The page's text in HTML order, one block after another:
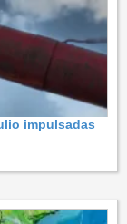
impulsadas